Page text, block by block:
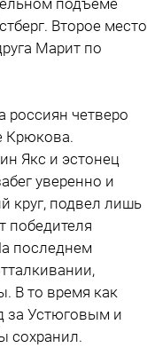
Второе место
Марит по
четверо
Крюкова.
Якс и эстонец
уверенно и
круг, подвел лишь
победителя
последнем
В то время как
за Устюговым и
сохранил.